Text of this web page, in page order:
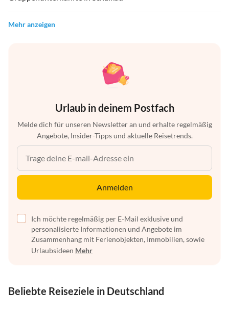
Mehr anzeigen
Urlaub in deinem Postfach
Melde dich für unseren Newsletter an und erhalte regelmäßig
Angebote, Insider-Tipps und aktuelle Reisetrends.
Anmelden
Ich möchte regelmäßig per E-Mail exklusive und
personalisierte Informationen und Angebote im
Zusammenhang mit Ferienobjekten, Immobilien, sowie
Urlaubsideen Mehr
Beliebte Reiseziele in Deutschland